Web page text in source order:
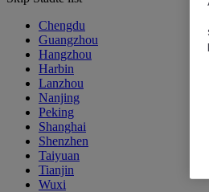
Chengdu
Guangzhou
Hangzhou
Harbin
Lanzhou
Nanjing
Peking
Shanghai
Shenzhen
Taiyuan
Tianjin
Wuxi